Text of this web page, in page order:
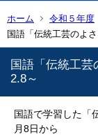
ホーム 令和５年度
国語「伝統工芸のよ
国語「伝統工
2.8～
国語で学習した「
月8日から